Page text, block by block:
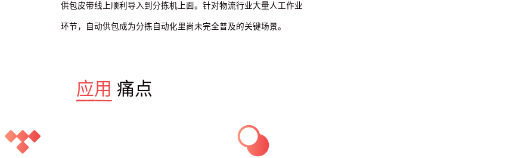
供包皮带线上顺利导入到分拣机上面。针对物流行业大量人工作业
环节，自动供包成为分拣自动化里尚未完全普及的关键场景。
应用 痛点